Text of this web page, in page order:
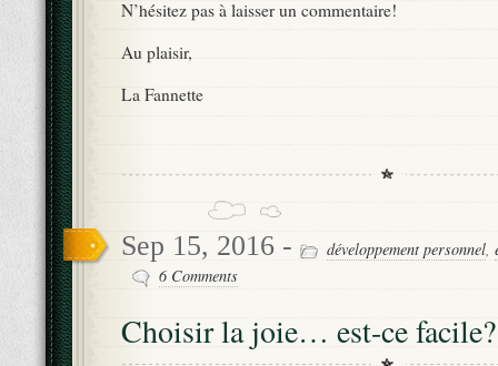
N’hésitez pas à laisser un commentaire!
Au plaisir,
La Fannette
Sep 15, 2016 - développement personnel
6 Comments
Choisir la joie… est-ce facile?